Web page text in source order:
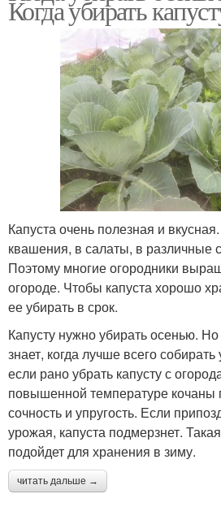
Когда убирать
Капуста очень полезная и
квашения, в салаты, в различные
Поэтому многие огородники
огороде. Чтобы капуста хорошо
ее убирать в срок.
Капусту нужно убирать осенью.
знает, когда лучше всего
если рано убрать капусту с
повышенной температуре кочаны
сочность и упругость. Если
урожая, капуста подмерзнет.
подойдет для хранения в зиму.
читать дальше →